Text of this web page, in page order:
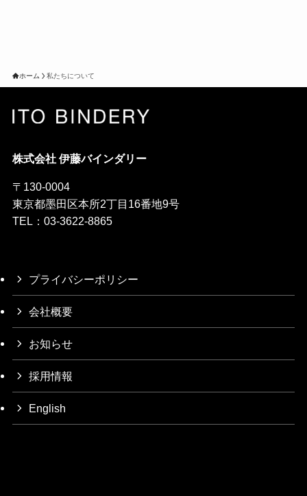
ホーム 私たちについて
株式会社 伊藤バインダリー
〒130-0004
東京都墨田区本所2丁目16番地9号
TEL：03-3622-8865
プライバシーポリシー
会社概要
お知らせ
採用情報
English